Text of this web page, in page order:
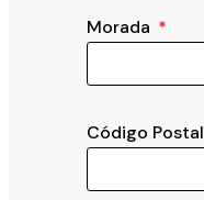
Morada
Código Postal